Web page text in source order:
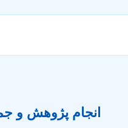
انجام پژوهش و